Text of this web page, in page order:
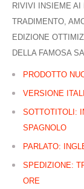
RIVIVI INSIEME AI
TRADIMENTO,
EDIZIONE
DELLA FAMOSA
PRODOTTO
VERSIONE
SOTTOTITOLI:
SPAGNOLO
PARLATO:
SPEDIZIONE:
ORE